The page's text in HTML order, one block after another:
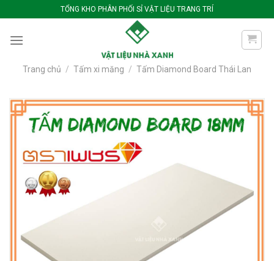
qua
nội
TỔNG KHO PHÂN PHỐI SỈ VẬT LIỆU TRANG TRÍ
Trang chủ / Tấm xi măng / Tấm Diamond Board Thái Lan